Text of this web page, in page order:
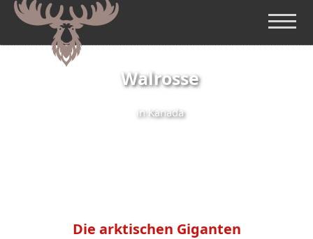
Walrosse
in Kanada
Die arktischen Giganten